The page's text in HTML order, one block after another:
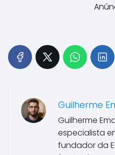
Guilherme
Guilherme
especialista
fundador da